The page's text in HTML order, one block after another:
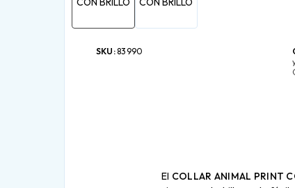
SKU:83990
El COLLAR ANIMAL PRINT